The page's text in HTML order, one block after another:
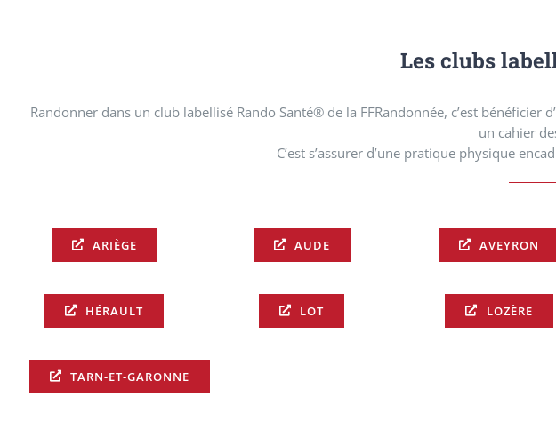
Les clubs
Randonner dans un club labellisé Rando Santé® de la FFRandonnée, c’est
un cahier
C’est s’assurer d’une pratique physique
ARIÈGE AUDE AVEYRON
HÉRAULT LOT LOZÈRE
TARN-ET-GARONNE